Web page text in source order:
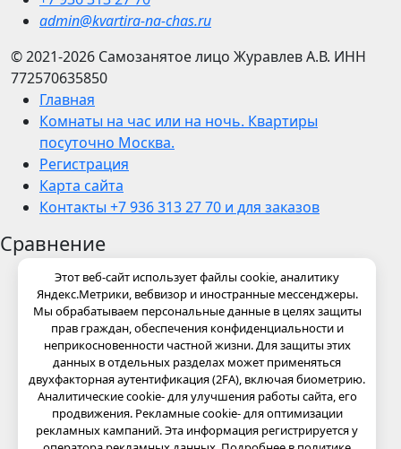
admin@kvartira-na-chas.ru
© 2021-2026 Самозанятое лицо Журавлев А.В. ИНН
772570635850
Главная
Комнаты на час или на ночь. Квартиры
посуточно Москва.
Регистрация
Карта сайта
Контакты +7 936 313 27 70 и для заказов
Сравнение
Этот веб-сайт использует файлы cookie, аналитику
Яндекс.Метрики, вебвизор и иностранные мессенджеры.
Мы обрабатываем персональные данные в целях защиты
прав граждан, обеспечения конфиденциальности и
неприкосновенности частной жизни. Для защиты этих
данных в отдельных разделах может применяться
двухфакторная аутентификация (2FA), включая биометрию.
Аналитические cookie- для улучшения работы сайта, его
продвижения. Рекламные cookie- для оптимизации
рекламных кампаний. Эта информация регистрируется у